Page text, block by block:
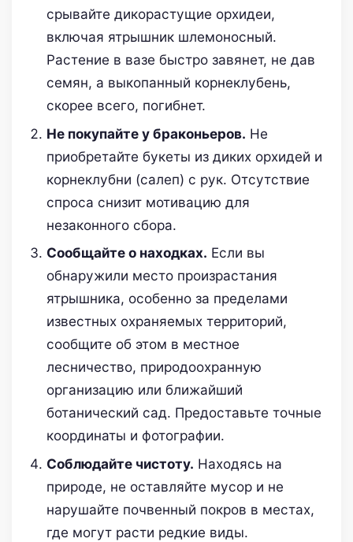
срывайте дикорастущие орхидеи,
включая ятрышник шлемоносный.
Растение в вазе быстро завянет, не дав
семян, а выкопанный корнеклубень,
скорее всего, погибнет.
Не покупайте у браконьеров. Не
приобретайте букеты из диких орхидей и
корнеклубни (салеп) с рук. Отсутствие
спроса снизит мотивацию для
незаконного сбора.
Сообщайте о находках. Если вы
обнаружили место произрастания
ятрышника, особенно за пределами
известных охраняемых территорий,
сообщите об этом в местное
лесничество, природоохранную
организацию или ближайший
ботанический сад. Предоставьте точные
координаты и фотографии.
Соблюдайте чистоту. Находясь на
природе, не оставляйте мусор и не
нарушайте почвенный покров в местах,
где могут расти редкие виды.